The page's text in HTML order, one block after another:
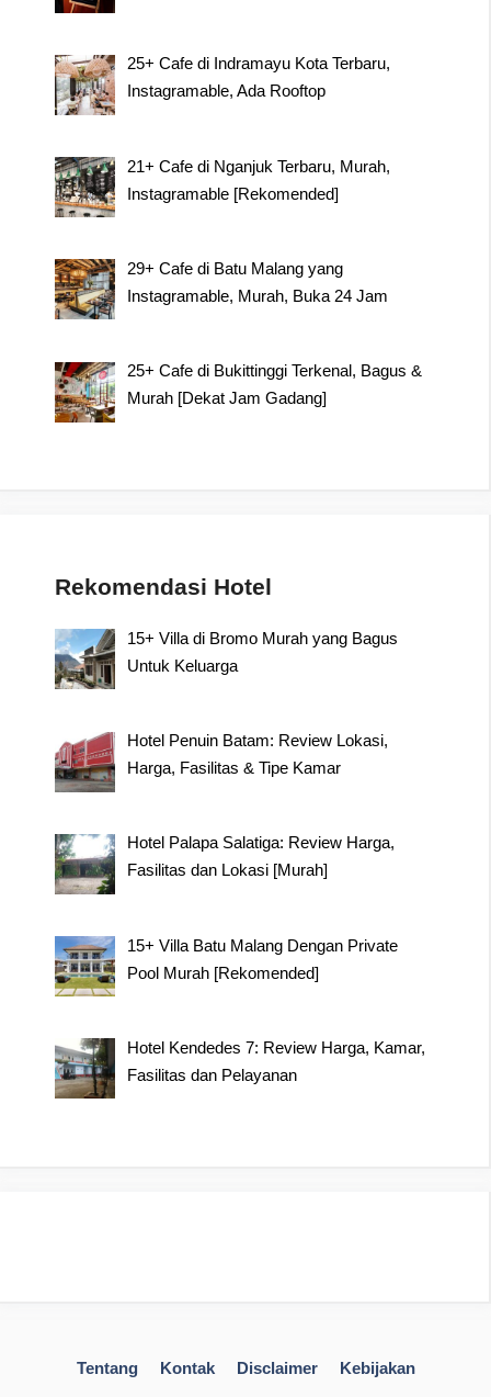
25+ Cafe di Indramayu Kota Terbaru,
Instagramable, Ada Rooftop
21+ Cafe di Nganjuk Terbaru, Murah,
Instagramable [Rekomended]
29+ Cafe di Batu Malang yang
Instagramable, Murah, Buka 24 Jam
25+ Cafe di Bukittinggi Terkenal, Bagus &
Murah [Dekat Jam Gadang]
Rekomendasi Hotel
15+ Villa di Bromo Murah yang Bagus
Untuk Keluarga
Hotel Penuin Batam: Review Lokasi,
Harga, Fasilitas & Tipe Kamar
Hotel Palapa Salatiga: Review Harga,
Fasilitas dan Lokasi [Murah]
15+ Villa Batu Malang Dengan Private
Pool Murah [Rekomended]
Hotel Kendedes 7: Review Harga, Kamar,
Fasilitas dan Pelayanan
Tentang Kontak Disclaimer Kebijakan